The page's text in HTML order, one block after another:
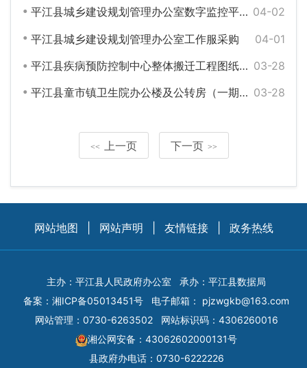
04-02
平江县城乡建设规划管理办公室数字监控平台采购公告
04-01
平江县城乡建设规划管理办公室工作服采购
03-28
平江县疾病预防控制中心整体搬迁工程图纸设计
03-28
平江县童市镇卫生院办公楼及公转房（一期）工程
<< 上一页 下一页 >>
网站地图 网站声明 友情链接 政务热线
主办：平江县人民政府办公室
承办：平江县数据局
备案： 湘ICP备05013451号 电子邮箱： pjzwgkb@163.com
网站管理：0730-6263502
网站标识码：4306260016
湘公网安备：43062602000131号
县政府办电话：0730-6222226